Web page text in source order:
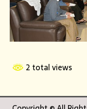
2 total views